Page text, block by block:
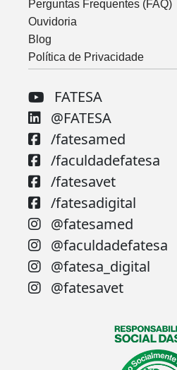
Perguntas Frequentes (FAQ)
Ouvidoria
Blog
Política de Privacidade
FATESA
@FATESA
/fatesamed
/faculdadefatesa
/fatesavet
/fatesadigital
@fatesamed
@faculdadefatesa
@fatesa_digital
@fatesavet